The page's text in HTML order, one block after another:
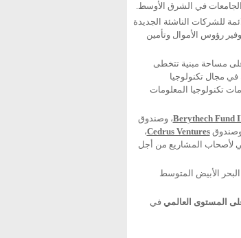
في الشرق الأوسط.
للشركات الناشئة الجديدة
رؤوس الأموال وتأمين
مساحة مبنية تتخطى
في مجال تكنولوجيا
تكنولوجيا المعلومات
Berythech Fund، وصندوق
وصندوقCedrus Ventures،
لأصحاب المشاريع من أجل
الأبيض المتوسط
المستوى العالمي في